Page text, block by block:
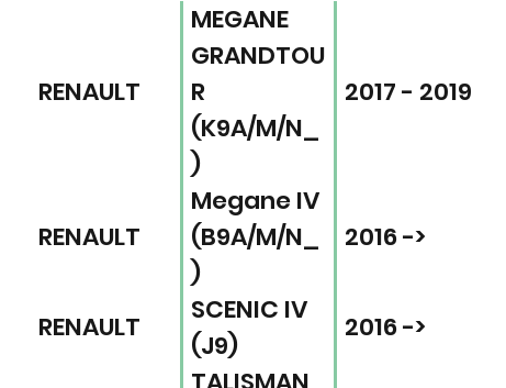
RENAULT
MEGANE
GRANDTOU
R
(K9A/M/N_
)
2017 - 2019
RENAULT
Megane IV
(B9A/M/N_
)
2016 ->
RENAULT
SCENIC IV
(J9)
2016 ->